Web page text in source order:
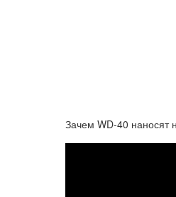
Зачем WD-40 наносят